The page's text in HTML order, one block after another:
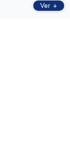
Ver +